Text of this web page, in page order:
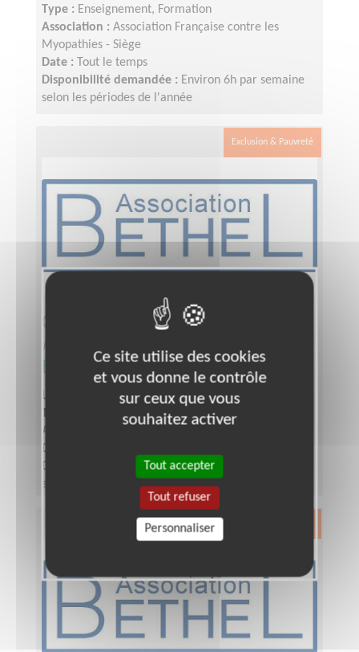
Type : Enseignement, Formation
Association : Association Française contre les
Myopathies - Siège
Date :
Tout le temps
Disponibilité demandée : Environ 6h par semaine
selon les périodes de l'année
Exclusion & Pauvreté
Communication / Développement -
Agglo de Cergy-Pontoise dont
Boissy-l'Aillerie
Lieu :
VAL-D'OISE (95)
Communication, Graphisme
Association :
Date :
Disponibilité demandée :- Engagement très
autonome.
Ce site utilise des cookies
et vous donne le contrôle
sur ceux que vous
souhaitez activer
Tout accepter
Tout refuser
Personnaliser